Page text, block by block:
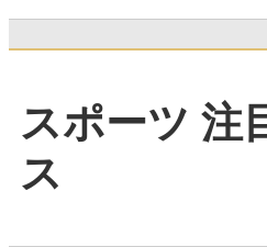
スポーツ 注
ス